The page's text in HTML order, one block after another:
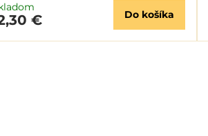
€ Do košíka